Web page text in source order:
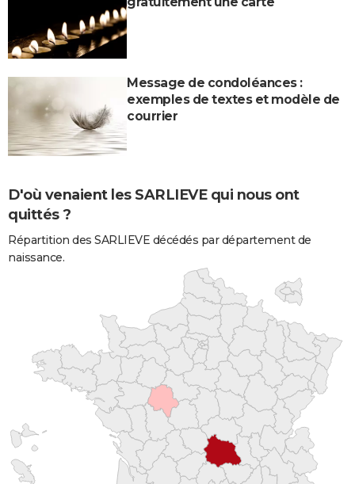
Message de condoléances :
exemples de textes et modèle de
courrier
D'où venaient les SARLIEVE qui nous ont
quittés ?
Répartition des SARLIEVE décédés par département de
naissance.